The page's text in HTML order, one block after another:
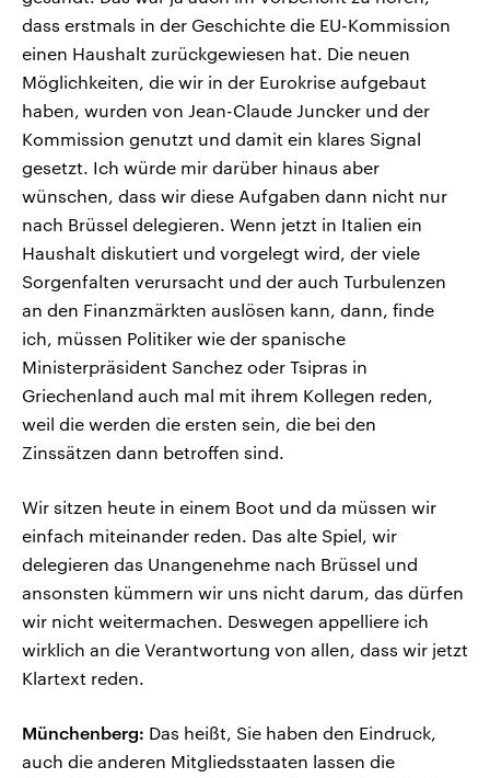
dass erstmals in der Geschichte die EU-Kommission
einen Haushalt zurückgewiesen hat. Die neuen
Möglichkeiten, die wir in der Eurokrise aufgebaut
haben, wurden von Jean-Claude Juncker und der
Kommission genutzt und damit ein klares Signal
gesetzt. Ich würde mir darüber hinaus aber
wünschen, dass wir diese Aufgaben dann nicht nur
nach Brüssel delegieren. Wenn jetzt in Italien ein
Haushalt diskutiert und vorgelegt wird, der viele
Sorgenfalten verursacht und der auch Turbulenzen
an den Finanzmärkten auslösen kann, dann, finde
ich, müssen Politiker wie der spanische
Ministerpräsident Sanchez oder Tsipras in
Griechenland auch mal mit ihrem Kollegen reden,
weil die werden die ersten sein, die bei den
Zinssätzen dann betroffen sind.
Wir sitzen heute in einem Boot und da müssen wir
einfach miteinander reden. Das alte Spiel, wir
delegieren das Unangenehme nach Brüssel und
ansonsten kümmern wir uns nicht darum, das dürfen
wir nicht weitermachen. Deswegen appelliere ich
wirklich an die Verantwortung von allen, dass wir jetzt
Klartext reden.
Münchenberg: Das heißt, Sie haben den Eindruck,
auch die anderen Mitgliedsstaaten lassen die